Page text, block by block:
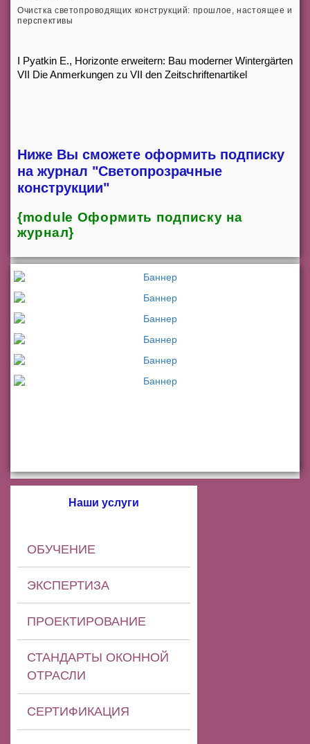
Наши услуги
ОБУЧЕНИЕ
ЭКСПЕРТИЗА
ПРОЕКТИРОВАНИЕ
СТАНДАРТЫ ОКОННОЙ
ОТРАСЛИ
СЕРТИФИКАЦИЯ
Очистка светопроводящих конструкций: прошлое, настоящее и
перспективы
I Pyatkin E., Horizonte erweitern: Bau moderner Wintergärten
VII Die Anmerkungen zu VII den Zeitschriftenartikel
Ниже Вы сможете оформить подписку
на журнал "Светопрозрачные
конструкции"
{module Оформить подписку на
журнал}